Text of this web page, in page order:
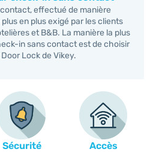
effectué de manière
en plus exigé par les clients
et B&B. La manière la plus
in sans contact est de choisir
Lock de Vikey.
Sécurité
Accès